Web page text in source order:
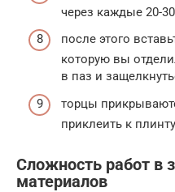
через каждые 20-
после этого
которую вы
в паз и
торцы
приклеить к
Сложность работ в
материалов